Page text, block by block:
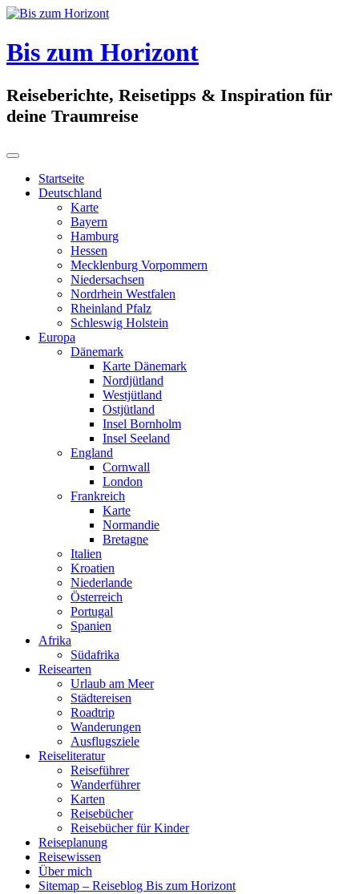
Skip
content
Bis zum Horizont
Reiseberichte, Reisetipps & Inspiration für
deine Traumreise
Startseite
Deutschland
Karte
Bayern
Hamburg
Hessen
Mecklenburg Vorpommern
Niedersachsen
Nordrhein Westfalen
Rheinland Pfalz
Schleswig Holstein
Europa
Dänemark
Karte Dänemark
Nordjütland
Westjütland
Ostjütland
Insel Bornholm
Insel Seeland
England
Cornwall
London
Frankreich
Karte
Normandie
Bretagne
Italien
Kroatien
Niederlande
Österreich
Portugal
Spanien
Afrika
Südafrika
Reisearten
Urlaub am Meer
Städtereisen
Roadtrip
Wanderungen
Ausflugsziele
Reiseliteratur
Reiseführer
Wanderführer
Karten
Reisebücher
Reisebücher für Kinder
Reiseplanung
Reisewissen
Über mich
Sitemap – Reiseblog Bis zum Horizont